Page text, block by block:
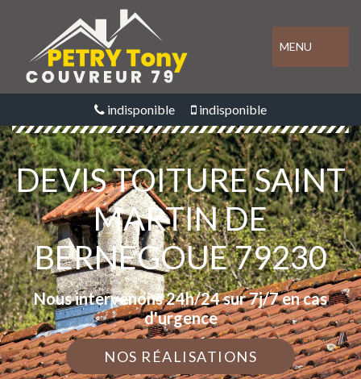
MENU
indisponible indisponible
DEVIS TOITURE SAINT
MARTIN DE
BERNEGOUE 79230
Nous intervenons 24h/24 sur 7j/7 en cas
d'urgence
NOS RÉALISATIONS